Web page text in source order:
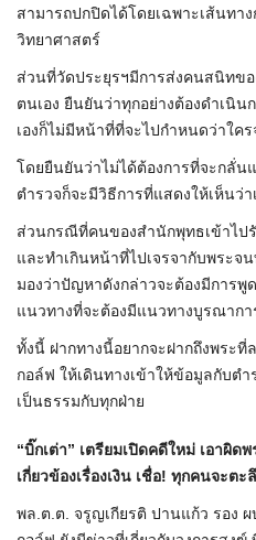
สามารถปกปิดได้โดยเฉพาะเส้นทา
วิทยาศาสตร์
ส่วนที่วัดประยุรฯมีการส่งคนสนิทข
ตนเอง ยืนยันว่าทุกอย่างต้องดำเนิ
เองก็ไม่มีหน้าที่ที่จะไปกำหนดว่าใค
โดยยืนยันว่าไม่ได้ต้องการที่จะกลั่น
ตำรวจก็จะมีวิธีการที่แสดงให้เห็นว่า
ส่วนกรณีที่คนของสำนักพุทธเข้าไป
และทำเกินหน้าที่ไปเจรจากับพระจ
มองว่าปัญหาดังกล่าวจะต้องมีการ
แนวทางที่จะต้องมีแนวทางบูรณาก
ทั้งนี้ ฝากทางนี้อยากจะฝากถึงพระที่
กอล์ฟ ให้เดินทางเข้าให้ข้อมูลกับต
เป็นธรรมกับทุกฝ่าย
“บิ๊กเต่า” เตรียมเปิดคดีใหม่ เอาผิ
เกี่ยวข้องเรื่องเงิน เชื่อ! ทุกคนจะตะ
พล.ต.ต. จรูญเกียรติ ปานแก้ว รอง